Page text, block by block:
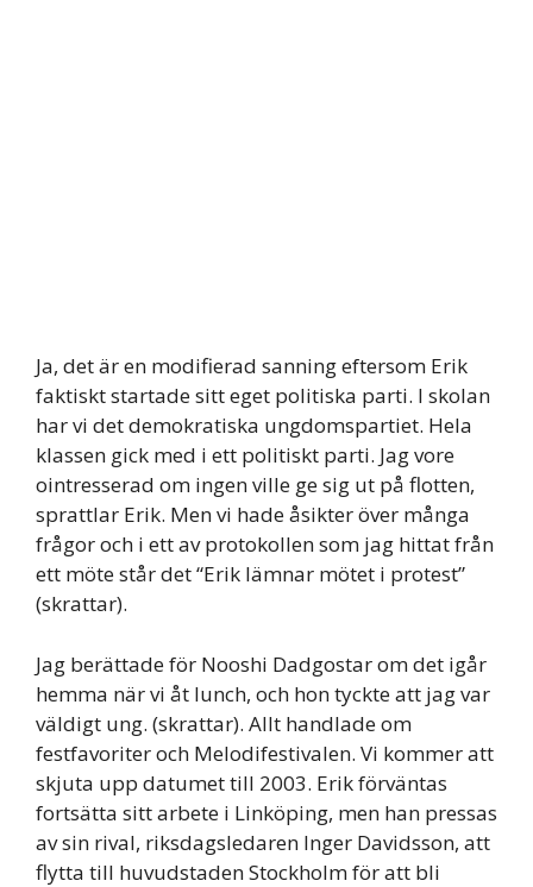
Ja, det är en modifierad sanning eftersom Erik
faktiskt startade sitt eget politiska parti. I skolan
har vi det demokratiska ungdomspartiet. Hela
klassen gick med i ett politiskt parti. Jag vore
ointresserad om ingen ville ge sig ut på flotten,
sprattlar Erik. Men vi hade åsikter över många
frågor och i ett av protokollen som jag hittat från
ett möte står det “Erik lämnar mötet i protest”
(skrattar).
Jag berättade för Nooshi Dadgostar om det igår
hemma när vi åt lunch, och hon tyckte att jag var
väldigt ung. (skrattar). Allt handlade om
festfavoriter och Melodifestivalen. Vi kommer att
skjuta upp datumet till 2003. Erik förväntas
fortsätta sitt arbete i Linköping, men han pressas
av sin rival, riksdagsledaren Inger Davidsson, att
flytta till huvudstaden Stockholm för att bli